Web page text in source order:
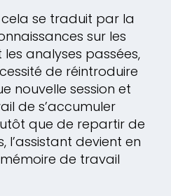
cela se traduit par la
sur les
analyses passées,
de réintroduire
nouvelle session et
de s’accumuler
que de repartir de
l’assistant devient en
de travail